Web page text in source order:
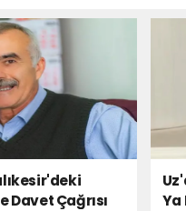
Çağrısı
Ya